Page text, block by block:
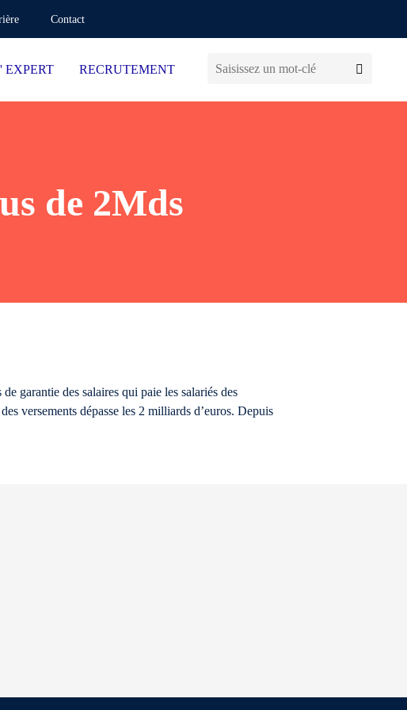
Contact
EXPERT RECRUTEMENT
de 2Mds
garantie des salaires qui paie les salariés des
versements dépasse les 2 milliards d’euros. Depuis